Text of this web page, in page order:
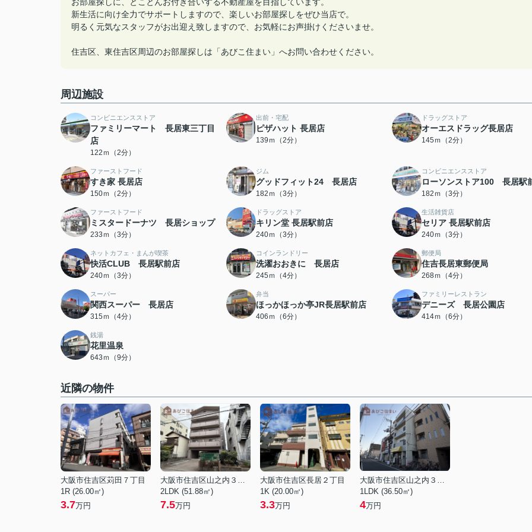
新生活に向け全力でサポートしますので、楽しいお部屋探しをぜひ当店で。
明るく元気なスタッフがお出迎え致しますので、お気軽にお声掛けくださいませ。
住吉区、東住吉区周辺のお部屋探しは「あびこ住まい」へお問い合わせください。
周辺施設
コンビニエンスストア
ファミリーマート 長居東三丁目
店
122ｍ（2分）
出前・宅配
ピザハット 長居店
139ｍ（2分）
ドラッグストア
オーエスドラッグ長居店
145ｍ（2分）
ファーストフード
すき家 長居店
150ｍ（2分）
ジム
グッドフィット24 長居店
182ｍ（3分）
コンビニエンスストア
ローソンストア100 長居駅
182ｍ（3分）
ファーストフード
ミスタードーナツ 長居ショップ
233ｍ（3分）
ドラッグストア
キリン堂 長居駅前店
240ｍ（3分）
生活雑貨店
セリア 長居駅前店
240ｍ（3分）
ネットカフェ・まんが喫茶
快活CLUB 長居駅前店
240ｍ（3分）
コインランドリー
洗濯おおきに 長居店
245ｍ（4分）
郵便局
住吉長居東郵便局
268ｍ（4分）
スーパー
関西スーパー 長居店
315ｍ（4分）
弁当
ほっかほっか亭JR長居駅前店
406ｍ（6分）
ファミリーレストラン
デニーズ 長居公園店
414ｍ（6分）
銭湯
花里温泉
643ｍ（9分）
近隣の物件
大阪市住吉区苅田７丁目
1R (26.00㎡)
3.7万円
大阪市住吉区山之内３丁目
2LDK (51.88㎡)
7.5万円
大阪市住吉区長居２丁目
1K (20.00㎡)
3.3万円
大阪市住吉区山之内３丁目
1LDK (36.50㎡)
4万円